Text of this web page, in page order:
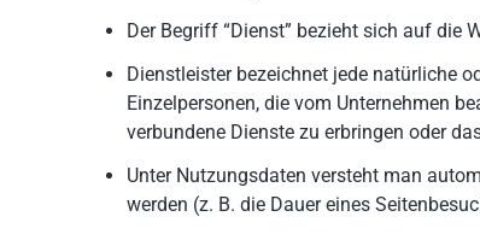
Der Begriff “Dienst” bezieht sich auf die
Dienstleister bezeichnet jede natürliche
Einzelpersonen, die vom Unternehmen
verbundene Dienste zu erbringen oder
Unter Nutzungsdaten versteht man
werden (z. B. die Dauer eines